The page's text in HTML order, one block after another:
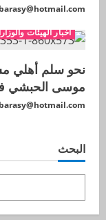
barasy@hotmail.com
اخبار الهيئات
نحو سلم أهلي
موسى الحبشي
barasy@hotmail.com
البحث